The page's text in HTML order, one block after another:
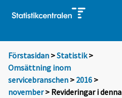
Förstasidan >Statistik >
Omsättning inom
servicebranschen > 2016 >
november> Revideringar i denna